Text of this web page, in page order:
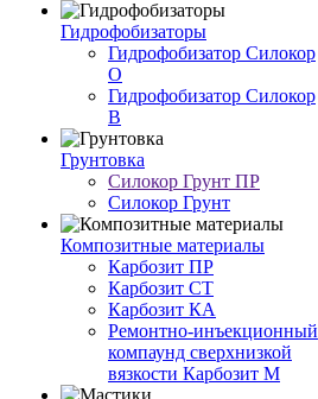
Гидрофобизаторы
Гидрофобизатор Силокор
О
Гидрофобизатор Силокор
В
Грунтовка
Силокор Грунт ПР
Силокор Грунт
Композитные материалы
Карбозит ПР
Карбозит СТ
Карбозит КА
Ремонтно-инъекционный
компаунд сверхнизкой
вязкости Карбозит М